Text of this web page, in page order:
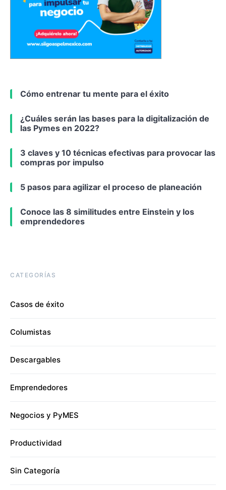
Cómo entrenar tu mente para el éxito
¿Cuáles serán las bases para la digitalización de
las Pymes en 2022?
3 claves y 10 técnicas efectivas para provocar las
compras por impulso
5 pasos para agilizar el proceso de planeación
Conoce las 8 similitudes entre Einstein y los
emprendedores
CATEGORÍAS
Casos de éxito
Columistas
Descargables
Emprendedores
Negocios y PyMES
Productividad
Sin Categoría